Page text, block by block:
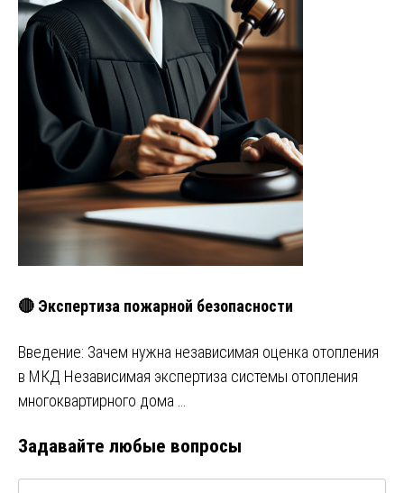
🔴 Экспертиза пожарной безопасности
Введение: Зачем нужна независимая оценка отопления
в МКД Независимая экспертиза системы отопления
многоквартирного дома …
Задавайте любые вопросы